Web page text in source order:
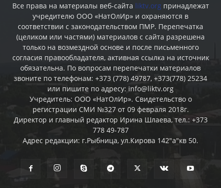
Все права на материалы веб-сайта liktv.org принадлежат
учредителю ООО «НатОлИр» и охраняются в
соответствии с законодательством ПМР. Перепечатка
(целиком или частями) материалов c сайта разрешена
только на возмездной основе и после письменного
согласия правообладателя, активная ссылка на источник
обязательна. По вопросам перепечатки материалов
звоните по телефонам: +373 (778) 49787, +373(778) 25234
или пишите по адресу: info@liktv.org
Учредитель: ООО «НатОлИр». Свидетельство о
регистрации СМИ №327 от 09 февраля 2018г.
Директор и главный редактор Ирина Шлаева, тел.: +373
778 49-787
Адрес редакции: г.Рыбница, ул.Кирова 142"а"кв 50.